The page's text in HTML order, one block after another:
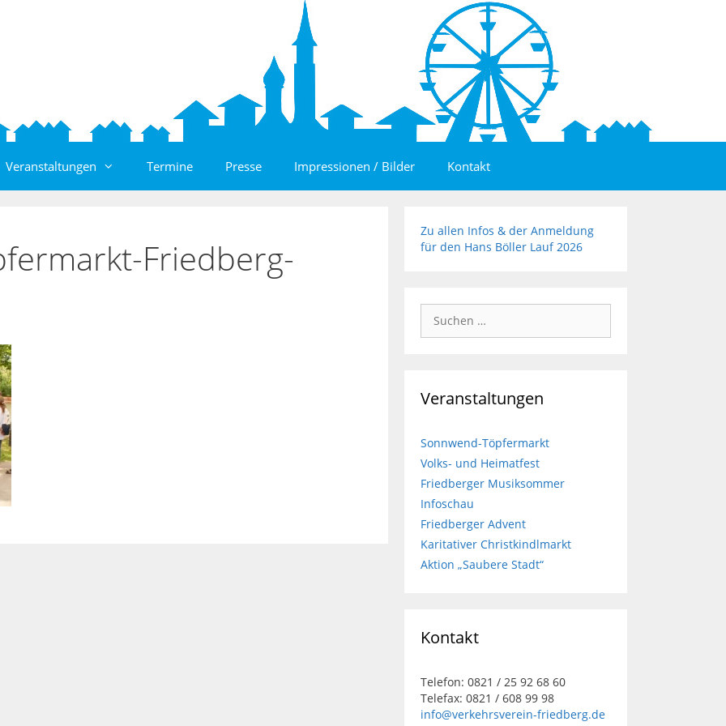
Veranstaltungen Termine Presse Impressionen / Bilder Kontakt
Friedberg-
Zu allen Infos & der Anmeldung
für den Hans Böller Lauf 2026
nach:
Veranstaltungen
Sonnwend-Töpfermarkt
Volks- und Heimatfest
Friedberger Musiksommer
Infoschau
Friedberger Advent
Karitativer Christkindlmarkt
Aktion „Saubere Stadt“
Kontakt
Telefon: 0821 / 25 92 68 60
Telefax: 0821 / 608 99 98
info@verkehrsverein-friedberg.de